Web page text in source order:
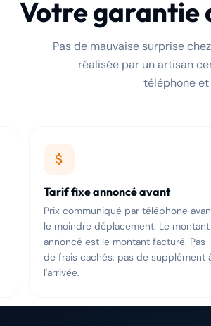
Votre garantie
Pas de mauvaise surprise
réalisée par un artisan
téléphone
Tarif fixe annoncé avant
Prix communiqué par téléphone
le moindre déplacement. Le montant
annoncé est le montant facturé. Pas
de frais cachés, pas de supplément
l'arrivée.